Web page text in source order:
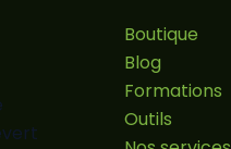
Boutique
Blog
Formations
Outils